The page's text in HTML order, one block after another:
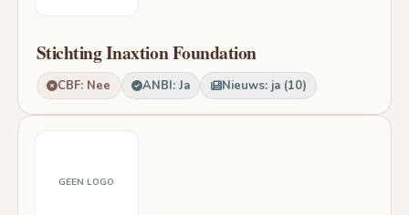
Stichting Inaxtion Foundation
CBF: Nee ANBI: Ja Nieuws: ja (10)
GEEN LOGO